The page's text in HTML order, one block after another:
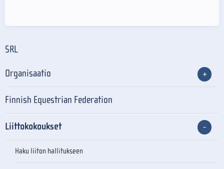
SRL
Organisaatio
Finnish Equestrian Federation
Liittokokoukset
Haku liiton hallitukseen